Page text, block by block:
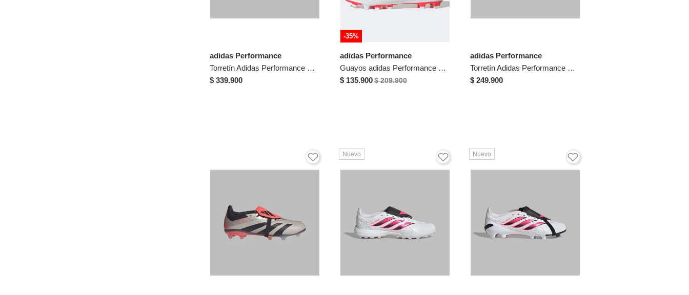
adidas Performance
Torretín Adidas Performance Niño F50 Hyperfast League Sin Cordones - Blanco - Fútbol | Entrenamiento Y Competencia
$ 339.900
-35%
adidas Performance
Guayos adidas Performance Deportivo III FG/MG Blanco
$ 135.900$ 209.900
adidas Performance
Torretín Adidas Performance Niño Predator Club Lengüeta Plegable - Blanco - Fútbol | Entrenamiento Y Competencia
$ 249.900
Nuevo Nuevo